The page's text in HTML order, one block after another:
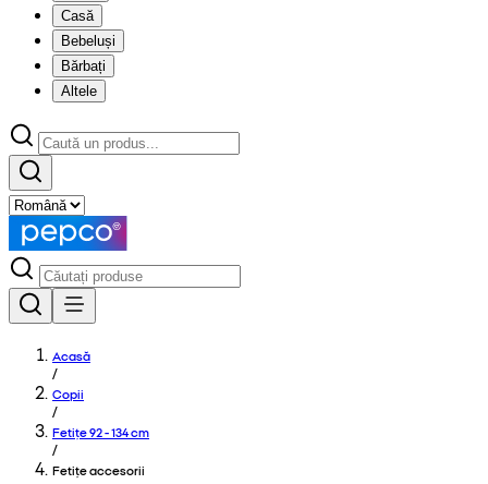
Casă
Bebeluși
Bărbați
Altele
Acasă
/
Copii
/
Fetițe 92 - 134 cm
/
Fetițe accesorii